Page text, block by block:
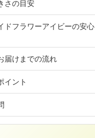
さの目安
ドフラワーアイビーの安心
届けまでの流れ
イント